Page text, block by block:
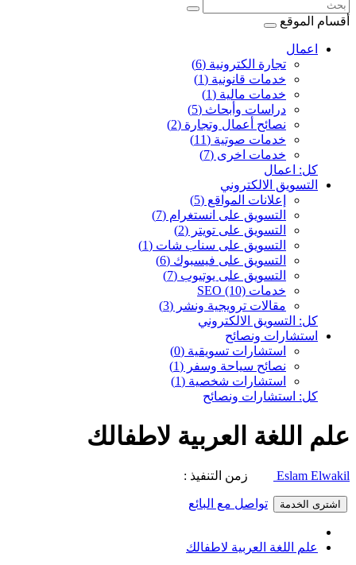
أقسام الموقع
اعمال
تجارة الكترونية (6)
خدمات قانونية (1)
خدمات مالية (1)
دراسات وأبحاث (5)
نصائح أعمال وتجارة (2)
خدمات صوتية (11)
خدمات اخرى (7)
كل: اعمال
التسويق الالكتروني
إعلانات المواقع (5)
التسويق على انستغرام (7)
التسويق على تويتر (2)
التسويق على سناب شات (1)
التسويق على فيسبوك (6)
التسويق على يوتيوب (7)
خدمات SEO (10)
مقالات ترويجية ونشر (3)
كل: التسويق الالكتروني
استشارات ونصائح
استشارات تسويقية (0)
نصائح سياحة وسفر (1)
استشارات شخصية (1)
كل: استشارات ونصائح
علم اللغة العربية لاطفالك
Eslam Elwakil زمن التنفيذ :
اشترى الخدمة تواصل مع البائع
علم اللغة العربية لاطفالك